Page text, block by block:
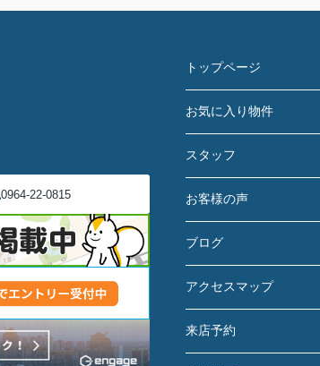
0964-22-0815
トップページ
お気に入り物件
スタッフ
お客様の声
ブログ
アクセスマップ
来店予約